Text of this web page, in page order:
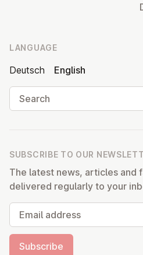
LANGUAGE
Deutsch
English
Search
SUBSCRIBE TO OUR
The latest news, articles and
delivered regularly to your
Email address
Subscribe